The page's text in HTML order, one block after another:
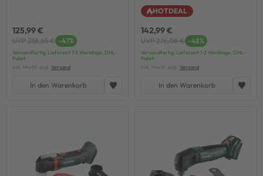
125,99 €
UVP 238,65 € -47%
Versandfertig, Lieferzeit 1-3 Werktage, DHL-
Paket
inkl. MwSt. zzgl. Versand
In den Warenkorb
HOTDEAL
142,99 €
UVP 276,08 € -48%
Versandfertig, Lieferzeit 1-3 Werktage, DHL-
Paket
inkl. MwSt. zzgl. Versand
In den Warenkorb